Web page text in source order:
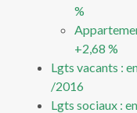
%
+2,68 %
Lgts vacants :
/2016
Lgts sociaux :